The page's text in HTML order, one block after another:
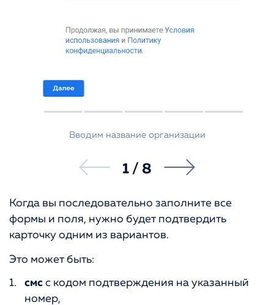
Вводим название организации
1 / 8
Когда вы последовательно заполните все
формы и поля, нужно будет подтвердить
карточку одним из вариантов.
Это может быть:
смс с кодом подтверждения на указанный
номер,